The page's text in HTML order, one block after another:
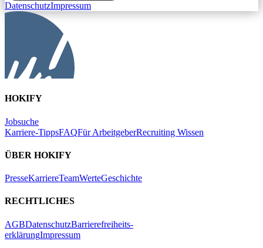
DatenschutzImpressum
HOKIFY
Jobsuche
Karriere-TippsFAQFür ArbeitgeberRecruiting Wissen
ÜBER HOKIFY
PresseKarriereTeamWerteGeschichte
RECHTLICHES
AGBDatenschutzBarrierefreiheits-
erklärungImpressum